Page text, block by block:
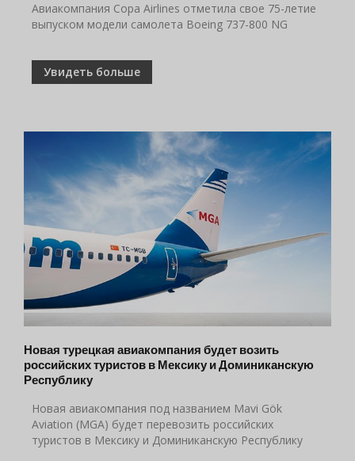
Авиакомпания Copa Airlines отметила свое 75-летие
выпуском модели самолета Boeing 737-800 NG
Увидеть больше
Новая турецкая авиакомпания будет возить
российских туристов в Мексику и Доминиканскую
Республику
Новая авиакомпания под названием Mavi Gök
Aviation (MGA) будет перевозить российских
туристов в Мексику и Доминиканскую Республику